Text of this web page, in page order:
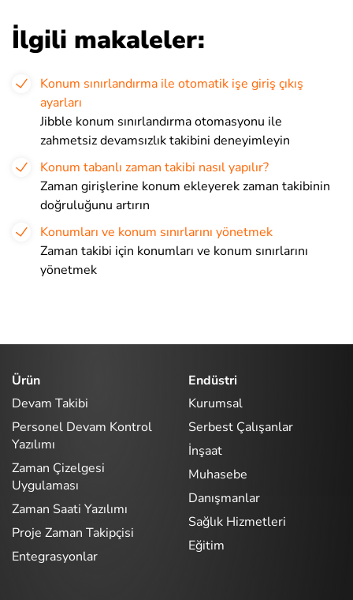
İlgili makaleler:
Konum sınırlandırma ile otomatik işe giriş çıkış
ayarları
Jibble konum sınırlandırma otomasyonu ile
zahmetsiz devamsızlık takibini deneyimleyin
Konum tabanlı zaman takibi nasıl yapılır?
Zaman girişlerine konum ekleyerek zaman takibinin
doğruluğunu artırın
Konumları ve konum sınırlarını yönetmek
Zaman takibi için konumları ve konum sınırlarını
yönetmek
Ürün
Devam Takibi
Personel Devam Kontrol
Yazılımı
Zaman Çizelgesi
Uygulaması
Zaman Saati Yazılımı
Proje Zaman Takipçisi
Entegrasyonlar
Endüstri
Kurumsal
Serbest Çalışanlar
İnşaat
Muhasebe
Danışmanlar
Sağlık Hizmetleri
Eğitim